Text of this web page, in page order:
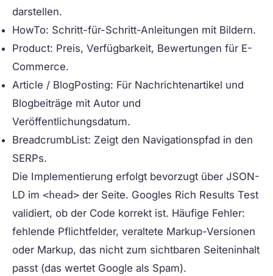
darstellen.
HowTo: Schritt-für-Schritt-Anleitungen mit Bildern.
Product: Preis, Verfügbarkeit, Bewertungen für E-
Commerce.
Article / BlogPosting: Für Nachrichtenartikel und
Blogbeiträge mit Autor und
Veröffentlichungsdatum.
BreadcrumbList: Zeigt den Navigationspfad in den
SERPs.
Die Implementierung erfolgt bevorzugt über JSON-
LD im <head> der Seite. Googles Rich Results Test
validiert, ob der Code korrekt ist. Häufige Fehler:
fehlende Pflichtfelder, veraltete Markup-Versionen
oder Markup, das nicht zum sichtbaren Seiteninhalt
passt (das wertet Google als Spam).